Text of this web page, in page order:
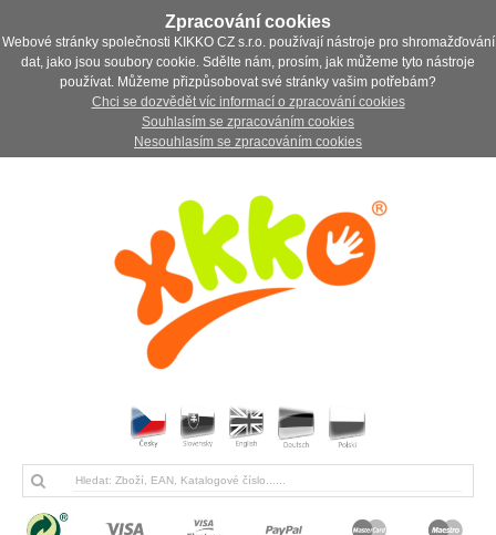
Zpracování cookies
Webové stránky společnosti KIKKO CZ s.r.o. používají nástroje pro shromažďování
dat, jako jsou soubory cookie. Sdělte nám, prosím, jak můžeme tyto nástroje
používat. Můžeme přizpůsobovat své stránky vašim potřebám?
Chci se dozvědět víc informací o zpracování cookies
Souhlasím se zpracováním cookies
Nesouhlasím se zpracováním cookies